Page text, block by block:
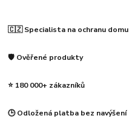
🇨🇿 Specialista na ochranu domu
🛡️ Ověřené produkty
⭐ 180 000+ zákazníků
🕒 Odložená platba bez navýšení